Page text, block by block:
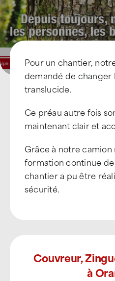
Pour un chantier,
demandé de changer
translucide.
Ce préau autre fois
maintenant clair et
Grâce à notre camion
formation continue
chantier a pu être
sécurité.
Couvreur,
à